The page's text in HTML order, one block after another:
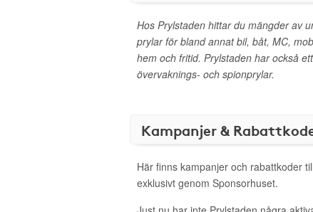
Hos Prylstaden hittar du mängder av
prylar för bland annat bil, båt, MC,
hem och fritid. Prylstaden har också
övervaknings- och spionprylar.
Kampanjer &
Här finns kampanjer och rabattkoder
exklusivt genom Sponsorhuset.